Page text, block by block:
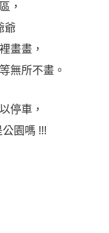
，
爺
畫畫，
無所不畫。
停車，
園嗎 !!!